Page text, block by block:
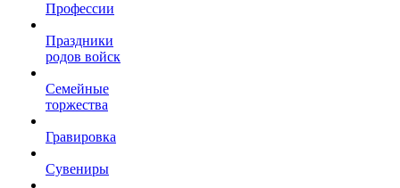
Профессии
Праздники
родов войск
Семейные
торжества
Гравировка
Сувениры